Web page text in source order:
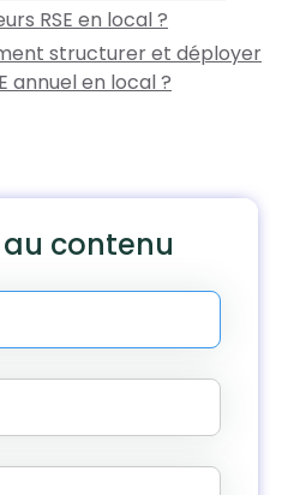
RSE en local ?
structurer et déployer
annuel en local ?
contenu